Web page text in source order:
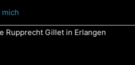
mich
Rupprecht Gillet in Erlangen